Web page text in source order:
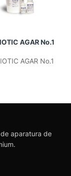
AGAR No.1
AGAR No.1
aparatura de